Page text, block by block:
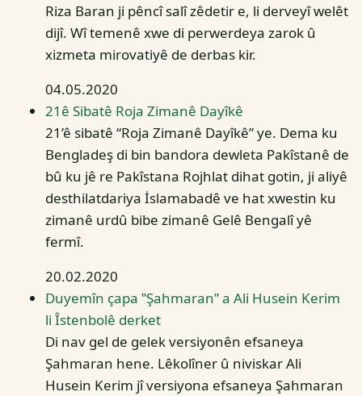
Riza Baran ji pêncî salî zêdetir e, li derveyî welêt
dijî. Wî temenê xwe di perwerdeya zarok û
xizmeta mirovatiyê de derbas kir.
04.05.2020
21ê Sibatê Roja Zimanê Dayîkê
21’ê sibatê “Roja Zimanê Dayîkê” ye. Dema ku
Bengladeş di bin bandora dewleta Pakîstanê de
bû ku jê re Pakîstana Rojhlat dihat gotin, ji aliyê
desthilatdariya İslamabadê ve hat xwestin ku
zimanê urdû bibe zimanê Gelê Bengalî yê
fermî.
20.02.2020
Duyemîn çapa ‟Şahmaran” a Ali Husein Kerim
li Îstenbolê derket
Di nav gel de gelek versiyonên efsaneya
Şahmaran hene. Lêkolîner û niviskar Ali
Husein Kerim jî versiyona efsaneya Şahmaran